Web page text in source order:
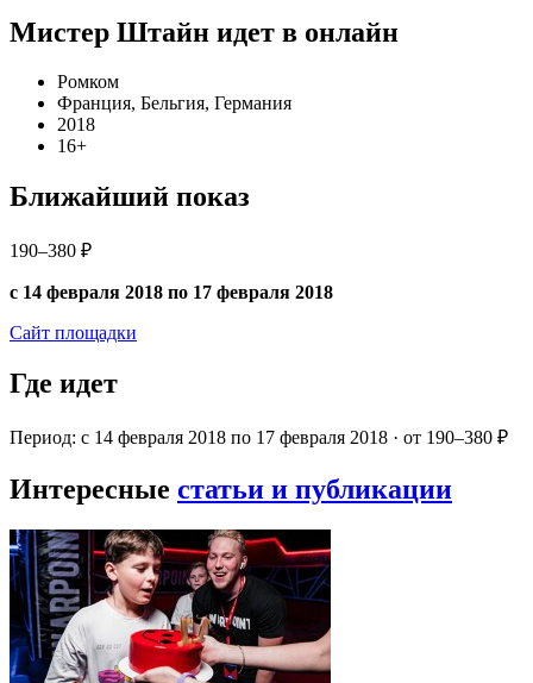
Мистер Штайн идет в онлайн
Ромком
Франция, Бельгия, Германия
2018
16+
Ближайший показ
190–380 ₽
с 14 февраля 2018 по 17 февраля 2018
Сайт площадки
Где идет
Период: с 14 февраля 2018 по 17 февраля 2018 · от 190–380 ₽
Интересные статьи и публикации